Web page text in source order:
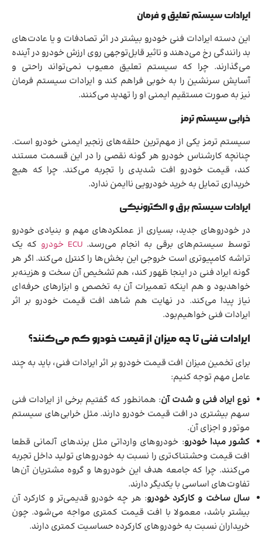
ایرادات سیستم تعلیق و فرمان
این دسته ایرادات فنی خودرو بیشتر در اثر تصادفات و یا عادت‌های
بد رانندگی رخ می‌دهند و تاثیر قابل‌توجهی روی ارزش خودرو در آینده
می‌گذارند. چرا که سیستم تعلیق معیوب نمی‌تواند راحتی و
آسایش سرنشین را به خوبی فراهم کند و ایرادات سیستم فرمان
نیز به صورت مستقیم ایمنی او را تهدید می‌کنند.
خرابی سیستم ترمز
سیستم ترمز یکی از مهم‌ترین حلقه‌های زنجیر ایمنی خودرو است.
چنانچه کارشناس خودرو هر گونه نقصی را در این قسمت مستند
کند، قیمت خودرو افت شدیدی را تجربه می‌کند. چرا که هیچ
خریداری تمایل به خرید خودرویی ناایمن ندارد.
ایرادات سیستم برق و الکترونیکی
در خودروهای جدید، بسیاری از عملکردهای مهم و بنیادی خودرو
توسط سیستم‌های برقی به انجام می‌رسد. ECU خودرو
که یک
تراشه کامپیوتری است خروجی این بخش‌ها را کنترل می‌کند. اگر هر
گونه ایراد فنی در اینجا ظهور کند، هم تشخیص آن سخت و هزینه‌بر
خواهدبود و هم اینکه تعمیرات آن به تخصص و ابزارهای حرفه‌ای
نیاز پیدا می‌کند. در نهایت هم شاهد افت قیمت خودرو بر اثر
ایرادات فنی خواهیم‌بود.
ایرادات فنی تا چه میزان از قیمت خودرو کم می‌کنند؟
برای تخمین میزان افت قیمت خودرو بر اثر ایرادات فنی، باید به چند
عامل مهم توجه کنیم:
نوع ایراد فنی و شدت آن: همانطور که گفتیم برخی از ایرادات فنی
سهم بیشتری در افت قیمت خودرو دارند. مثل خرابی‌های سیستم
موتور و اجزای آن.
کشور مبدا خودرو: خودروهای وارداتی مثل برندهای آلمانی قطعا
افت قیمت وحشتناک‌تری را نسبت به خودروهای تولید داخل تجربه
می‌کنند. چرا که جامعه هدف این خودروها و گروه مشتریان آن‌ها
تفاوت‌های اساسی با یکدیگر دارند.
سال ساخت و کارکرد خودرو: هر چه خودرو قدیمی‌تر و کارکرد آن
بیشتر باشد، معمولا با افت قیمت کمتری مواجه می‌شود. چون
خریداران نسبت به خودروهای کارکرده حساسیت کمتری دارند.